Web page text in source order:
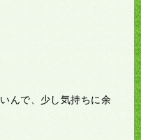
んで、少し気持ちに余